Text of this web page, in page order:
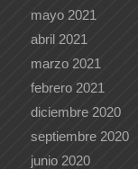
mayo 2021
abril 2021
marzo 2021
febrero 2021
diciembre 2020
septiembre 2020
junio 2020